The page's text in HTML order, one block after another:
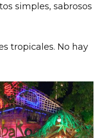
simples, sabrosos
tropicales. No hay